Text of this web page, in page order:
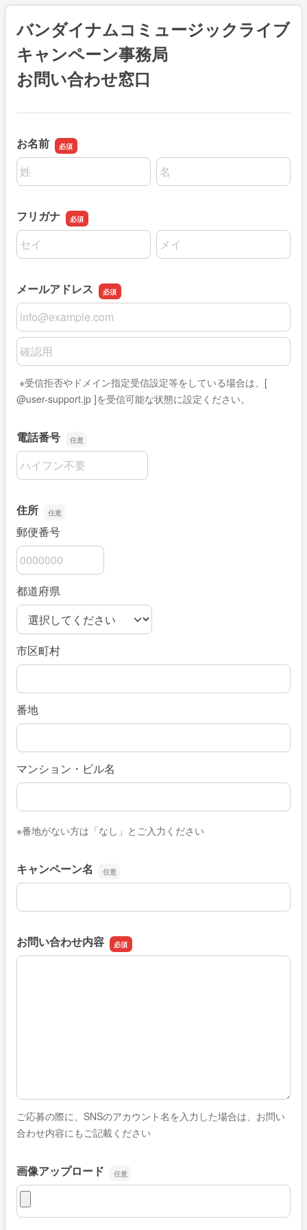
バンダイナムコミュージックライブ
キャンペーン事務局
お問い合わせ窓口
お名前
名前の姓
名前の名
フリガナ
名前の姓
名前の名
メールアドレス
メールアドレス
メールアドレスの確認用
※受信拒否やドメイン指定受信設定等をしている場合は、[
@user-support.jp ]を受信可能な状態に設定ください。
電話番号
電話番号
住所
郵便番号
都道府県
市区町村
番地
マンション・ビル名
※番地がない方は「なし」とご入力ください
キャンペーン名
キャンペーン名
お問い合わせ内容
お問い合わせ内容
ご応募の際に、SNSのアカウント名を入力した場合は、お問い
合わせ内容にもご記載ください
画像アップロード
画像アップロード